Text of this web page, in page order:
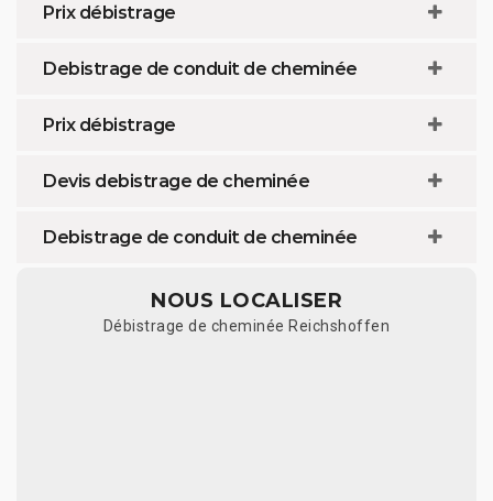
Prix débistrage
Debistrage de conduit de cheminée
Prix débistrage
Devis debistrage de cheminée
Debistrage de conduit de cheminée
NOUS LOCALISER
Débistrage de cheminée Reichshoffen